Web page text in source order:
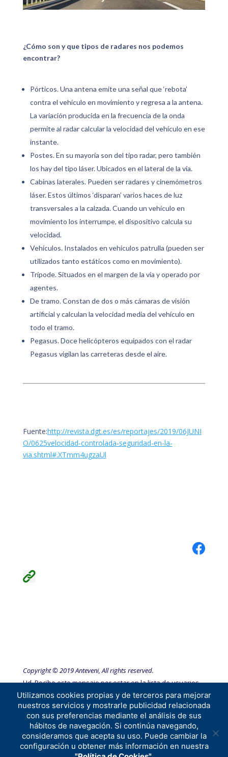
¿Cómo son y que tipos de radares nos podemos
encontrar?
Pórticos. Una antena emite una señal que ‘rebota’
contra el vehículo en movimiento y regresa a la antena.
La variación producida en la frecuencia de la onda
permite al radar calcular la velocidad del vehículo en ese
instante.
Postes. En su mayoría son del tipo radar, pero también
los hay del tipo láser. Ubicados en el lateral de la vía.
Cabinas laterales. Pueden ser radares y cinemómetros
láser. Estos últimos ‘disparan’ varios haces de luz
transversales a la calzada. Cuando un vehículo en
movimiento los interrumpe, el dispositivo calcula su
velocidad.
Vehículos. Instalados en vehículos patrulla (pueden ser
utilizados tanto estáticos como en movimiento).
Trípode. Situados en el margen de la vía y operado por
agentes.
De tramo. Constan de dos o más cámaras de visión
artificial y calculan la velocidad media del vehículo en
todo el tramo.
Pegasus. Doce helicópteros equipados con el radar
Pegasus vigilan las carreteras desde el aire.
Fuente:http://revista.dgt.es/es/reportajes/2019/06JUNI
O/0625velocidad-controlada-seguridad-en-la-
via.shtml#.XTmm4ugzaUl
Copyright © 2019 Anteveni, All rights reserved.
Ud. Recibe este mensaje por estar en la lista de usuarios
de vehículos de Anteveni, S.L.
Utilizamos cookies propias y de terceros para mejorar
nuestros servicios y mostrarle publicidad relacionada
con sus preferencias mediante el análisis de sus
hábitos de navegación. Si continúa navegando,
consideramos que acepta su uso. Puede cambiar la
configuración u obtener más información en nuestra